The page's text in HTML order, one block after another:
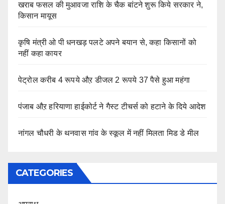
खराब फसल की मुआवजा राशि के चैक बांटने शुरू किये सरकार ने,
किसान मायूस
कृषि मंत्री ओ पी धनखड़ पलटे अपने बयान से, कहा किसानों को
नहीं कहा कायर
पेट्रोल करीब 4 रूपये औऱ डीजल 2 रूपये 37 पैसे हुआ महंगा
पंजाब औऱ हरियाणा हाईकोर्ट ने गैस्ट टीचर्स को हटाने के दिये आदेश
नांगल चौधरी के थनवास गांव के स्कूल में नहीं मिलता मिड डे मील
CATEGORIES